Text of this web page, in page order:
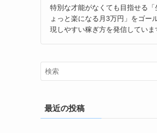
特別な才能がなくても目指せる「
ょっと楽になる月3万円」をゴー
現しやすい稼ぎ方を発信していま
最近の投稿